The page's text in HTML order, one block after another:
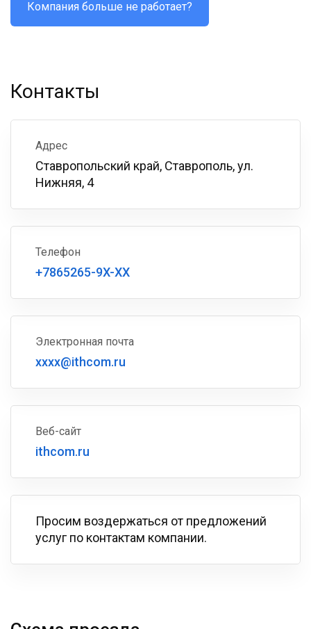
Компания больше не работает?
Контакты
Адрес
Ставропольский край, Ставрополь, ул.
Нижняя, 4
Телефон
+7865265-9X-XX
Электронная почта
xxxx@ithcom.ru
Веб-сайт
ithcom.ru
Просим воздержаться от предложений
услуг по контактам компании.